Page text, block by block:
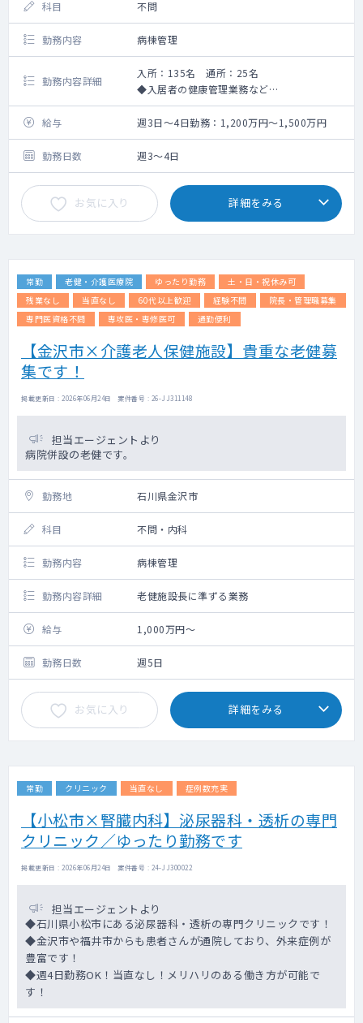
科目 不問
勤務内容 病棟管理
勤務内容詳細
入所：135名 通所：25名
◆入居者の健康管理業務など
※能登半島地震の復興支援をご依頼する場合
がございます。
給与 週3日～4日勤務：1,200万円～1,500万円
勤務日数 週3～4日
お気に入り 詳細をみる
常勤 老健・介護医療院 ゆったり勤務
土・日・祝休み可
残業なし
当直なし 60代以上歓迎 経験不問
院長・管理職募集
専門医資格不問
専攻医・専修医可 通勤便利
【金沢市×介護老人保健施設】貴重な老健募
集です！
掲載更新日 : 2026年06月24日 案件番号 : 26-JJ311148
担当エージェントより
病院併設の老健です。
勤務地 石川県金沢市
科目 不問・内科
勤務内容 病棟管理
勤務内容詳細 老健施設長に準ずる業務
給与 1,000万円～
勤務日数 週5日
お気に入り 詳細をみる
常勤 クリニック 当直なし 症例数充実
【小松市×腎臓内科】泌尿器科・透析の専門
クリニック／ゆったり勤務です
掲載更新日 : 2026年06月24日 案件番号 : 24-JJ300022
担当エージェントより
◆石川県小松市にある泌尿器科・透析の専門クリニックです！
◆金沢市や福井市からも患者さんが通院しており、外来症例が
豊富です！
◆週4日勤務OK！当直なし！メリハリのある働き方が可能で
す！